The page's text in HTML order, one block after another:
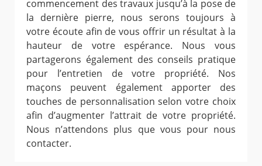
commencement des travaux jusqu’à la pose de
la dernière pierre, nous serons toujours à
votre écoute afin de vous offrir un résultat à la
hauteur de votre espérance. Nous vous
partagerons également des conseils pratique
pour l’entretien de votre propriété. Nos
maçons peuvent également apporter des
touches de personnalisation selon votre choix
afin d’augmenter l’attrait de votre propriété.
Nous n’attendons plus que vous pour nous
contacter.